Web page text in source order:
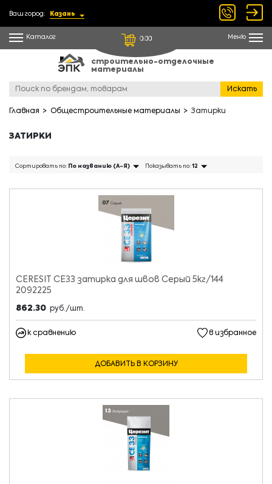
Ваш город: Казань
Каталог 0.00 Меню
строительно-отделочные
материалы
Искать
Главная Общестроительные материалы Затирки
ЗАТИРКИ
Сортировать по: По названию (А-Я) Показывать по: 12
CERESIT CE33 затирка для швов Серый 5кг/144
2092225
862.30 руб./шт.
к сравнению в избранное
ДОБАВИТЬ В КОРЗИНУ